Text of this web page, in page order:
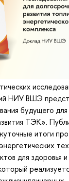
НИУ ВШЭ
будущего для
ТЭК».
итоги
для здоровья и